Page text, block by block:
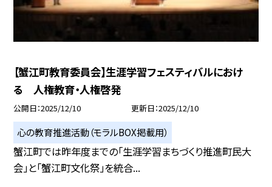
【蟹江町教育委員会】生涯学習フェスティバルにおけ
る 人権教育・人権啓発
公開日 2025/12/10 更新日 2025/12/10
心の教育推進活動（モラルBOX掲載用）
蟹江町では昨年度までの「生涯学習まちづくり推進町民大
会」と「蟹江町文化祭」を統合...